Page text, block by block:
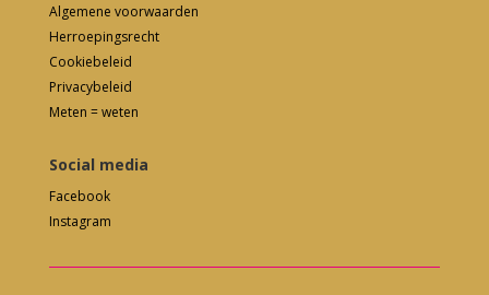
Algemene voorwaarden
Herroepingsrecht
Cookiebeleid
Privacybeleid
Meten = weten
Social media
Facebook
Instagram